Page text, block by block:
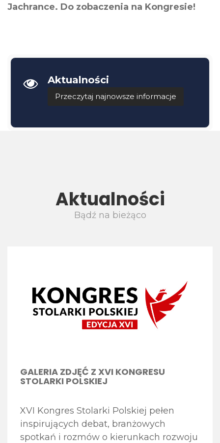
Jachrance. Do zobaczenia na Kongresie!
Aktualności
Przeczytaj najnowsze informacje
Aktualności
Bądź na bieżąco
GALERIA ZDJĘĆ Z XVI KONGRESU
STOLARKI POLSKIEJ
XVI Kongres Stolarki Polskiej pełen
inspirujących debat, branżowych
spotkań i rozmów o kierunkach rozwoju